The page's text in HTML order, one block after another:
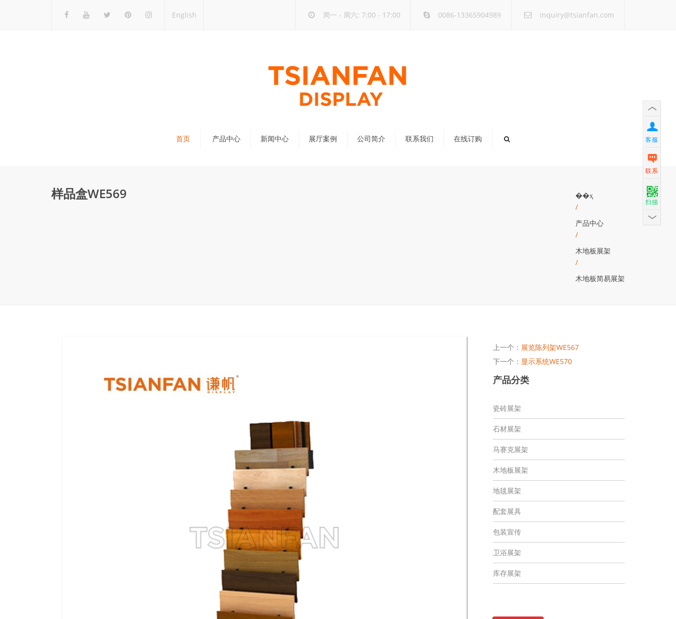
English 周一 - 周六: 7:00 - 17:00 0086-13365904989 inquiry@tsianfan.com
首页 产品中心 新闻中心 展厅案例 公司简介 联系我们 在线订购
样品盒WE569
��ҳ
/
产品中心
/
木地板展架
/
木地板简易展架
上一个： 展览陈列架WE567
下一个： 显示系统WE570
产品分类
瓷砖展架
石材展架
马赛克展架
木地板展架
地毯展架
配套展具
包装宣传
卫浴展架
库存展架
客服
联系
扫描